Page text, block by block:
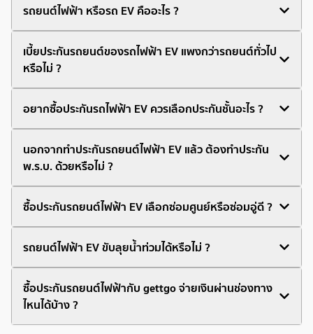
รถยนต์ไฟฟ้า หรือรถ EV คืออะไร ?
เบี้ยประกันรถยนต์ของรถไฟฟ้า EV แพงกว่ารถยนต์ทั่วไป
หรือไม่ ?
อยากซื้อประกันรถไฟฟ้า EV ควรเลือกประกันชั้นอะไร ?
นอกจากทำประกันรถยนต์ไฟฟ้า EV แล้ว ต้องทำประกัน
พ.ร.บ. ด้วยหรือไม่ ?
ซื้อประกันรถยนต์ไฟฟ้า EV เลือกซ่อมศูนย์หรือซ่อมอู่ดี ?
รถยนต์ไฟฟ้า EV ขับลุยน้ำท่วมได้หรือไม่ ?
ซื้อประกันรถยนต์ไฟฟ้ากับ gettgo จ่ายเงินผ่านช่องทาง
ไหนได้บ้าง ?